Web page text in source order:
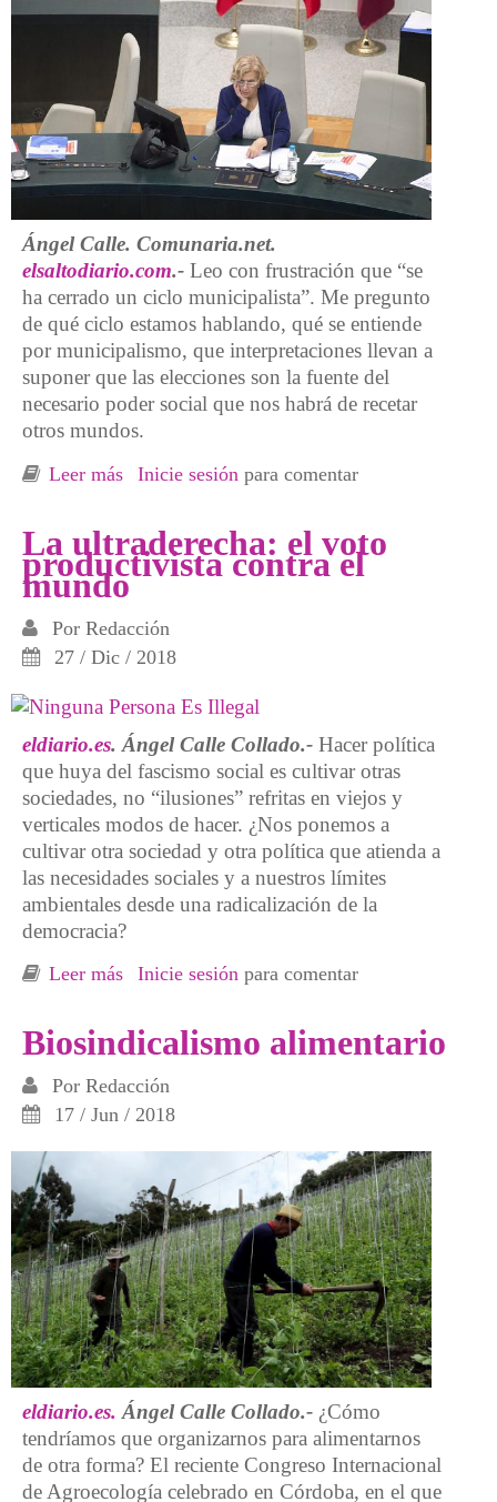
Ángel Calle. Comunaria.net.
elsaltodiario.com.- Leo con frustración que “se
ha cerrado un ciclo municipalista”. Me pregunto
de qué ciclo estamos hablando, qué se entiende
por municipalismo, que interpretaciones llevan a
suponer que las elecciones son la fuente del
necesario poder social que nos habrá de recetar
otros mundos.
Leer más sobre El municipalismo social o el retorno de
Inicie sesión para comentar
La ultraderecha: el voto
productivista contra el
mundo
Por Redacción
27 / Dic / 2018
eldiario.es. Ángel Calle Collado.- Hacer política
que huya del fascismo social es cultivar otras
sociedades, no “ilusiones” refritas en viejos y
verticales modos de hacer. ¿Nos ponemos a
cultivar otra sociedad y otra política que atienda a
las necesidades sociales y a nuestros límites
ambientales desde una radicalización de la
democracia?
Leer más sobre La ultraderecha: el voto productivista
Inicie sesión para comentar
Biosindicalismo alimentario
Por Redacción
17 / Jun / 2018
eldiario.es. Ángel Calle Collado.- ¿Cómo
tendríamos que organizarnos para alimentarnos
de otra forma? El reciente Congreso Internacional
de Agroecología celebrado en Córdoba, en el que